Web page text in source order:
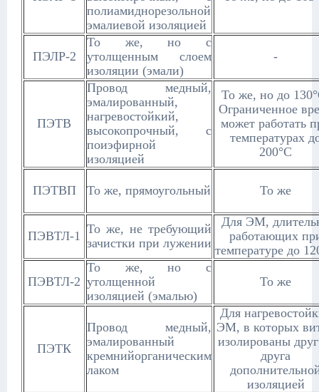
полиамиднорезольной
эмалиевой изоляцией
ПЭЛР-2
То же, но с
утолщенным слоем
изоляции (эмали)
-
ПЭТВ
Провод медный,
эмалированный,
нагревостойкий,
высокопрочный, с
поиэфирной
изоляцией
То же, но до
Ограниченное
может работать
температурах
200°С
ПЭТВП То же, прямоугольный То же
ПЭВТЛ-1 То же, не требующий
зачистки при лужении
Для ЭМ,
работающих
температуре до
ПЭВТЛ-2
То же, но с
утолщенной
изоляцией (эмалью)
То же
ПЭТК
Провод медный,
эмалированный
кремнийорганическим
лаком
Для
ЭМ, в которых
изолированы
друга
изоляцией